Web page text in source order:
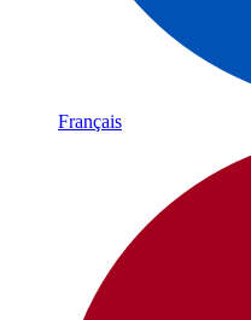
Français